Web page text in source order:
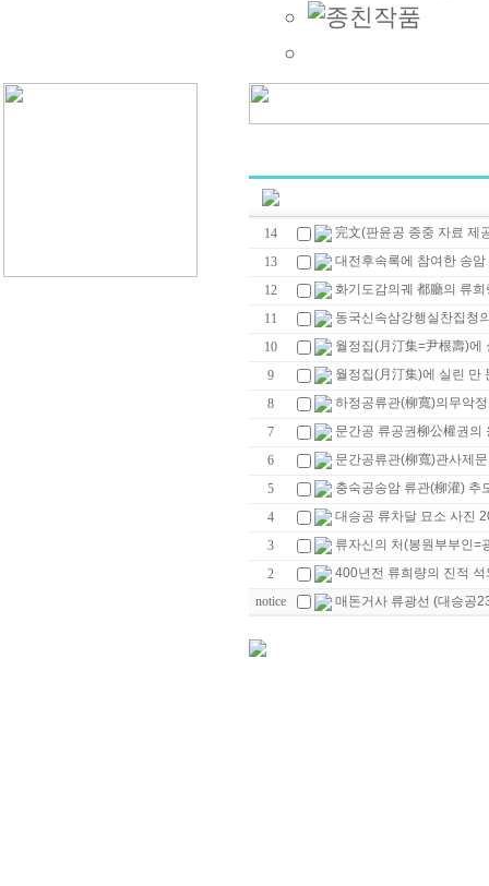
14
完文(판윤공 종중 자료 제
13
대전후속록에 참여한 송
12
화기도감의궤 都廳의 류희
11
동국신속삼강행실찬집청
10
월정집(月汀集=尹根壽)에
9
월정집(月汀集)에 실린 만
8
하정공류관(柳寬)의무악
7
문간공 류공권柳公權권의
6
문간공류관(柳寬)관사제문
5
충숙공송암 류관(柳灌) 추
4
대승공 류차달 묘소 사진
3
류자신의 처(봉원부부인=
2
400년전 류희량의 진적 석
notice
매돈거사 류광선 (대승공